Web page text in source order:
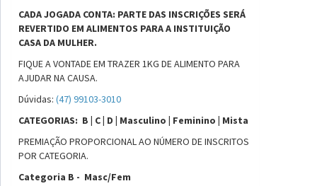
CADA JOGADA CONTA: PARTE DAS INSCRIÇÕES SERÁ
REVERTIDO EM ALIMENTOS PARA A INSTITUIÇÃO
CASA DA MULHER.
FIQUE A VONTADE EM TRAZER 1KG DE ALIMENTO PARA
AJUDAR NA CAUSA.
Dúvidas: (47) 99103-3010
CATEGORIAS: B | C | D | Masculino | Feminino | Mista
PREMIAÇÃO PROPORCIONAL AO NÚMERO DE INSCRITOS
POR CATEGORIA.
Categoria B - Masc/Fem